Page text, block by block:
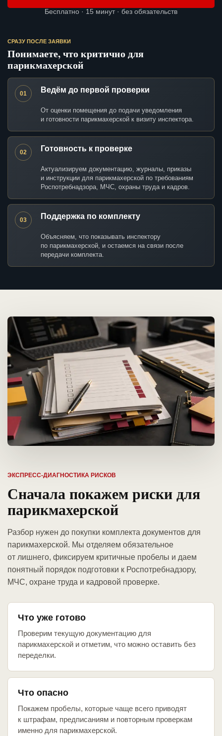
Бесплатно · 15 минут · без обязательств
СРАЗУ ПОСЛЕ ЗАЯВКИ
Понимаете, что критично для
парикмахерской
01 Ведём до первой проверки
От оценки помещения до подачи уведомления
и готовности парикмахерской к визиту инспектора.
02 Готовность к проверке
Актуализируем документацию, журналы, приказы
и инструкции для парикмахерской по требованиям
Роспотребнадзора, МЧС, охраны труда и кадров.
03 Поддержка по комплекту
Объясняем, что показывать инспектору
по парикмахерской, и остаемся на связи после
передачи комплекта.
ЭКСПРЕСС-ДИАГНОСТИКА РИСКОВ
Сначала покажем риски для
парикмахерской
Разбор нужен до покупки комплекта документов для
парикмахерской. Мы отделяем обязательное
от лишнего, фиксируем критичные пробелы и даем
понятный порядок подготовки к Роспотребнадзору,
МЧС, охране труда и кадровой проверке.
Что уже готово
Проверим текущую документацию для
парикмахерской и отметим, что можно оставить без
переделки.
Что опасно
Покажем пробелы, которые чаще всего приводят
к штрафам, предписаниям и повторным проверкам
именно для парикмахерской.